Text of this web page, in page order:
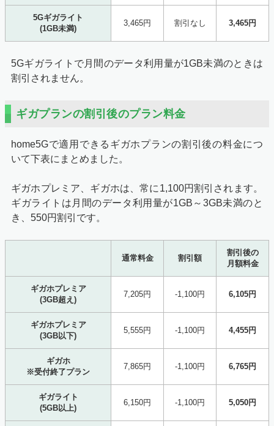
5Gギガライト
(1GB未満)
3,465円 割引なし 3,465円
5Gギガライトで月間のデータ利用量が1GB未満のときは
割引されません。
ギガプランの割引後のプラン料金
home5Gで適用できるギガホプランの割引後の料金につ
いて下表にまとめました。
ギガホプレミア、ギガホは、常に1,100円割引されます。
ギガライトは月間のデータ利用量が1GB～3GB未満のと
き、550円割引です。
通常料金 割引額
割引後の
月額料金
ギガホプレミア
(3GB超え)
7,205円 -1,100円 6,105円
ギガホプレミア
(3GB以下)
5,555円 -1,100円 4,455円
ギガホ
※受付終了プラン
7,865円 -1,100円 6,765円
ギガライト
(5GB以上)
6,150円 -1,100円 5,050円